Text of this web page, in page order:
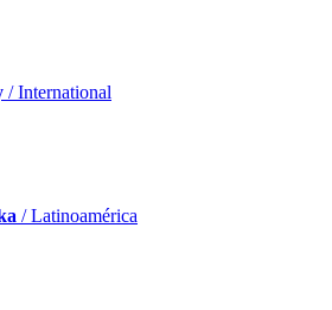
/ International
/ Latinoamérica